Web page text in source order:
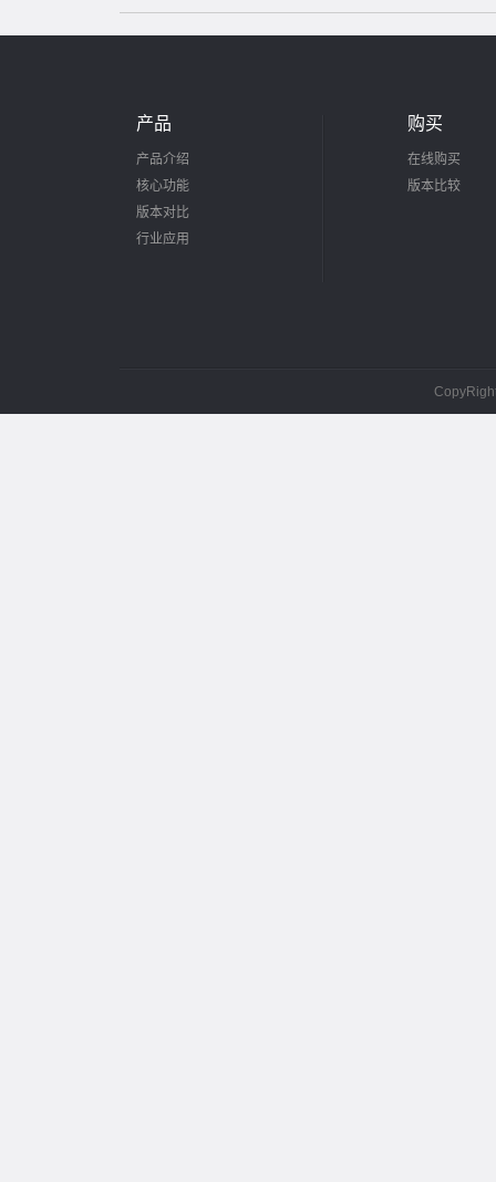
产品
产品介绍
核心功能
版本对比
行业应用
购买
在线购买
版本比较